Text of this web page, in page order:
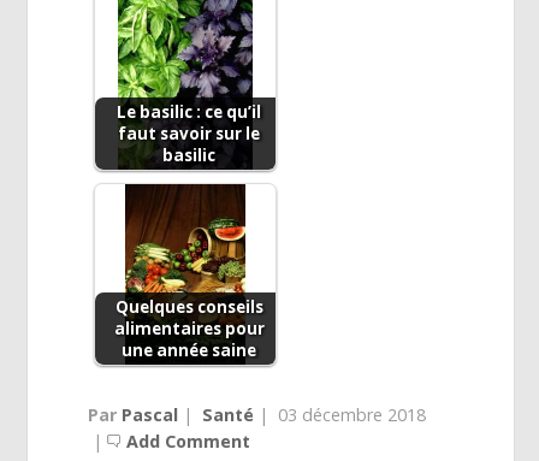
Le basilic : ce qu’il
faut savoir sur le
basilic
Quelques conseils
alimentaires pour
une année saine
Par Pascal | Santé | 03 décembre 2018
|
Add Comment